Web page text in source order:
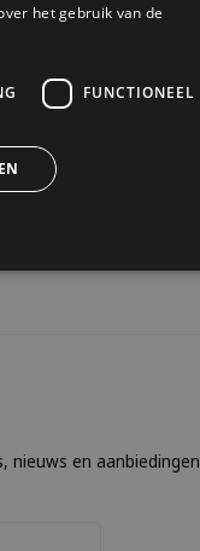
nieuws en aanbiedingen
het gebruik van de
FUNCTIONEEL